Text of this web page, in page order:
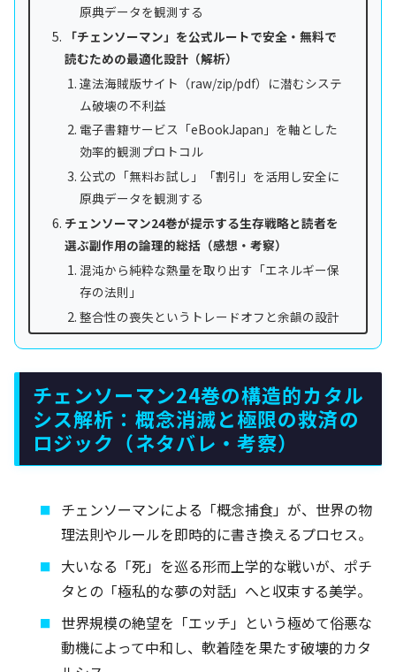
原典データを観測する
「チェンソーマン」を公式ルートで安全・無料で
読むための最適化設計（解析）
違法海賊版サイト（raw/zip/pdf）に潜むシステ
ム破壊の不利益
電子書籍サービス「eBookJapan」を軸とした
効率的観測プロトコル
公式の「無料お試し」「割引」を活用し安全に
原典データを観測する
チェンソーマン24巻が提示する生存戦略と読者を
選ぶ副作用の論理的総括（感想・考察）
混沌から純粋な熱量を取り出す「エネルギー保
存の法則」
整合性の喪失というトレードオフと余韻の設計
チェンソーマン24巻の構造的カタル
シス解析：概念消滅と極限の救済の
ロジック（ネタバレ・考察）
チェンソーマンによる「概念捕食」が、世界の物
理法則やルールを即時的に書き換えるプロセス。
大いなる「死」を巡る形而上学的な戦いが、ポチ
タとの「極私的な夢の対話」へと収束する美学。
世界規模の絶望を「エッチ」という極めて俗悪な
動機によって中和し、軟着陸を果たす破壊的カタ